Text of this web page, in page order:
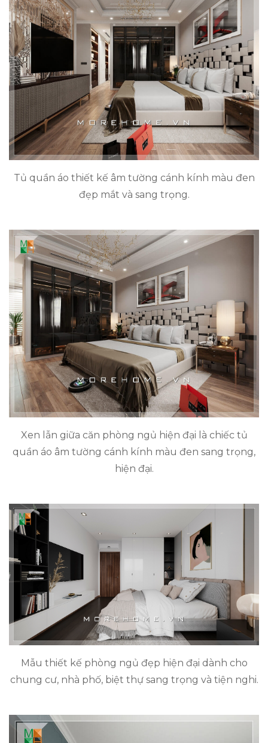
Tủ quần áo thiết kế âm tường cánh kính màu đen
đẹp mắt và sang trọng.
Xen lẫn giữa căn phòng ngủ hiện đại là chiếc tủ
quần áo âm tường cánh kính màu đen sang trọng,
hiện đại.
Mẫu thiết kế phòng ngủ đẹp hiện đại dành cho
chung cư, nhà phố, biệt thự sang trọng và tiện nghi.